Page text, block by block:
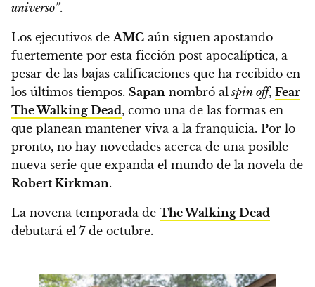
universo”.
Los ejecutivos deAMC aún siguen apostando
fuertemente por esta ficción post apocalíptica, a
pesar de las bajas calificaciones que ha recibido en
los últimos tiempos. Sapan nombró alspin off, Fear
The Walking Dead, como una de las formas en
que planean mantener viva a la franquicia. Por lo
pronto, no hay novedades acerca de una posible
nueva serie que expanda el mundo de la novela de
Robert Kirkman.
La novena temporada de The Walking Dead
debutará el 7de octubre.